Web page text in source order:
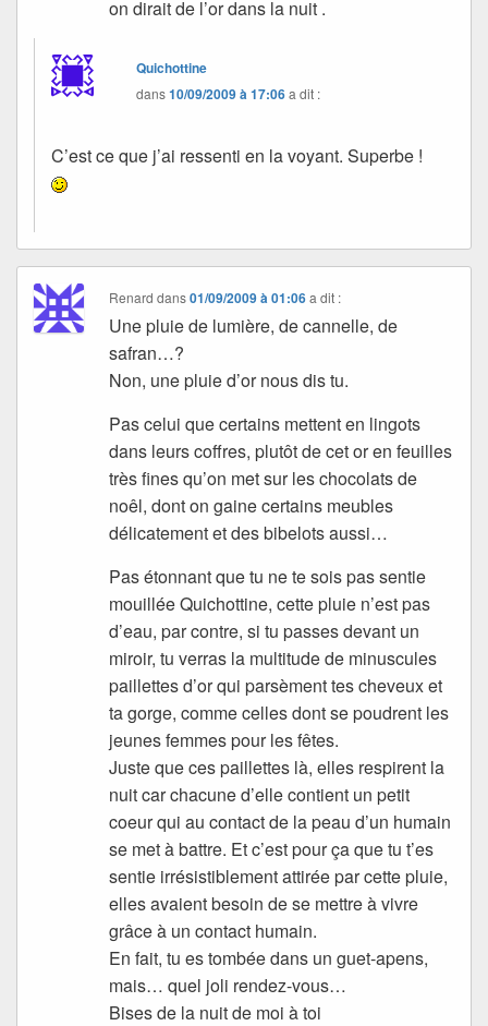
on dirait de l’or dans la nuit .
Quichottine
dans10/09/2009 à 17:06a dit :
C’est ce que j’ai ressenti en la voyant. Superbe !
Renard dans01/09/2009 à 01:06 a dit :
Une pluie de lumière, de cannelle, de
safran…?
Non, une pluie d’or nous dis tu.
Pas celui que certains mettent en lingots
dans leurs coffres, plutôt de cet or en feuilles
très fines qu’on met sur les chocolats de
noêl, dont on gaine certains meubles
délicatement et des bibelots aussi…
Pas étonnant que tu ne te sois pas sentie
mouillée Quichottine, cette pluie n’est pas
d’eau, par contre, si tu passes devant un
miroir, tu verras la multitude de minuscules
paillettes d’or qui parsèment tes cheveux et
ta gorge, comme celles dont se poudrent les
jeunes femmes pour les fêtes.
Juste que ces paillettes là, elles respirent la
nuit car chacune d’elle contient un petit
coeur qui au contact de la peau d’un humain
se met à battre. Et c’est pour ça que tu t’es
sentie irrésistiblement attirée par cette pluie,
elles avaient besoin de se mettre à vivre
grâce à un contact humain.
En fait, tu es tombée dans un guet-apens,
mais… quel joli rendez-vous…
Bises de la nuit de moi à toi